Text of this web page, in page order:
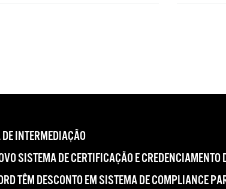
INTERMEDIAÇÃO
SISTEMA DE CERTIFICAÇÃO E CREDENCIAMENTO
TÊM DESCONTO EM SISTEMA DE COMPLIANCE